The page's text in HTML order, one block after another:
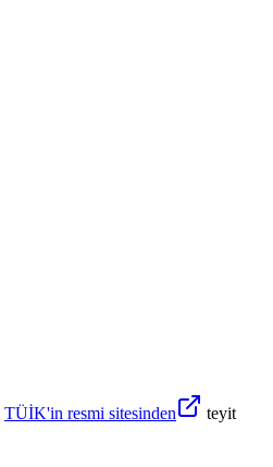
TÜİK'in resmi sitesinden
teyit